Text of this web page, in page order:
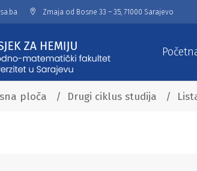
Zmaja od Bosne 33 – 35, 71000 Sarajevo
ploča / Drugi ciklus studija /